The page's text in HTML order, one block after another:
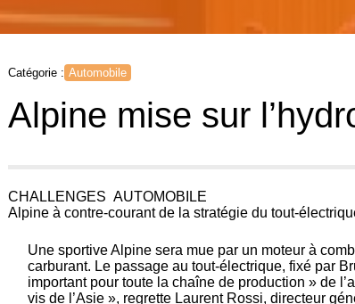
Catégorie : Automobile
Alpine mise sur
CHALLENGES AUTOMOBILE
Alpine à contre-courant de la stratégie du tout-
Une sportive Alpine sera mue par un moteur à
carburant. Le passage au tout-électrique, fixé par
important pour toute la chaîne de production » de
vis de l’Asie », regrette Laurent Rossi, directeur